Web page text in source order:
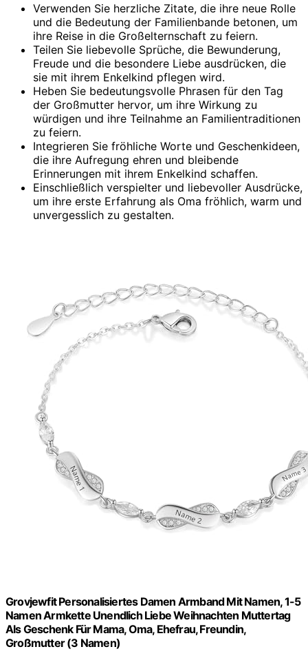
Verwenden Sie herzliche Zitate, die ihre neue Rolle
und die Bedeutung der Familienbande betonen, um
ihre Reise in die Großelternschaft zu feiern.
Teilen Sie liebevolle Sprüche, die Bewunderung,
Freude und die besondere Liebe ausdrücken, die
sie mit ihrem Enkelkind pflegen wird.
Heben Sie bedeutungsvolle Phrasen für den Tag
der Großmutter hervor, um ihre Wirkung zu
würdigen und ihre Teilnahme an Familientraditionen
zu feiern.
Integrieren Sie fröhliche Worte und Geschenkideen,
die ihre Aufregung ehren und bleibende
Erinnerungen mit ihrem Enkelkind schaffen.
Einschließlich verspielter und liebevoller Ausdrücke,
um ihre erste Erfahrung als Oma fröhlich, warm und
unvergesslich zu gestalten.
Grovjewfit Personalisiertes Damen Armband Mit Namen, 1-5
Namen Armkette Unendlich Liebe Weihnachten Muttertag
Als Geschenk Für Mama, Oma, Ehefrau, Freundin,
Großmutter (3 Namen)